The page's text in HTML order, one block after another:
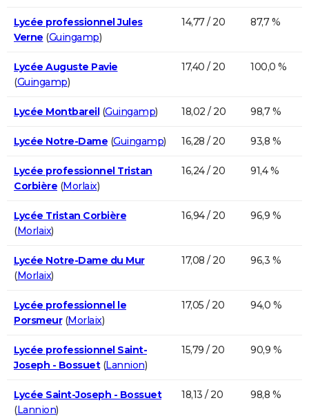
Lycée professionnel Jules
Verne (Guingamp)
14,77 / 20 87,7 %
Lycée Auguste Pavie
(Guingamp)
17,40 / 20 100,0 %
Lycée Montbareil(Guingamp) 18,02 / 20 98,7 %
Lycée Notre-Dame (Guingamp) 16,28 / 20 93,8 %
Lycée professionnel Tristan
Corbière (Morlaix)
16,24 / 20 91,4 %
Lycée Tristan Corbière
(Morlaix)
16,94 / 20 96,9 %
Lycée Notre-Dame du Mur
(Morlaix)
17,08 / 20 96,3 %
Lycée professionnel le
Porsmeur(Morlaix)
17,05 / 20 94,0 %
Lycée professionnel Saint-
Joseph - Bossuet(Lannion)
15,79 / 20 90,9 %
Lycée Saint-Joseph - Bossuet
(Lannion)
18,13 / 20 98,8 %